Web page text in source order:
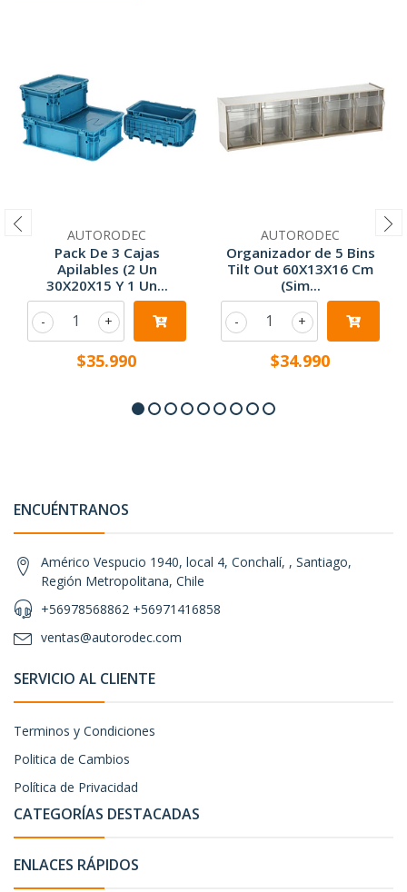
AUTORODEC
Pack De 3 Cajas
Apilables (2 Un
30X20X15 Y 1 Un...
+
-
$35.990
AUTORODEC
Organizador de 5 Bins
Tilt Out 60X13X16 Cm
(Sim...
+
-
$34.990
ENCUÉNTRANOS
Américo Vespucio 1940, local 4, Conchalí, , Santiago,
Región Metropolitana, Chile
+56978568862 +56971416858
ventas@autorodec.com
SERVICIO AL CLIENTE
Terminos y Condiciones
Politica de Cambios
Política de Privacidad
CATEGORÍAS DESTACADAS
ENLACES RÁPIDOS